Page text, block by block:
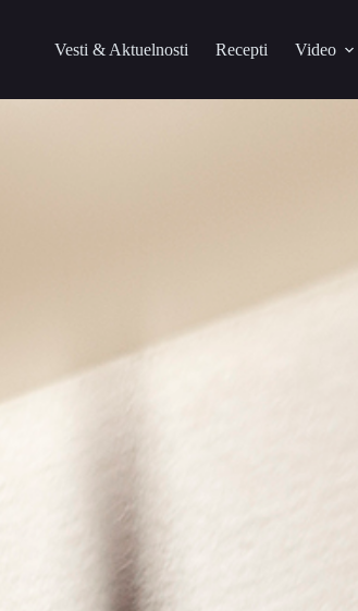
Vesti & Aktuelnosti Recepti Video